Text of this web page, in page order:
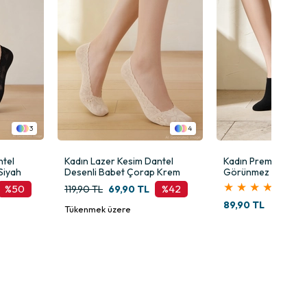
sayesinde düşük kesimli ayakkabılarla kullanılabilir. Lazer
3
%50
4
Kadın Lazer Kesim Dantel
Desenli Babet Çorap Krem
%42
69,90 TL
119,90 TL
Tükenmek üzere
Kadın Premium
Görünmez Bambu
Siyah
★ ★ ★ ★
89,90 TL